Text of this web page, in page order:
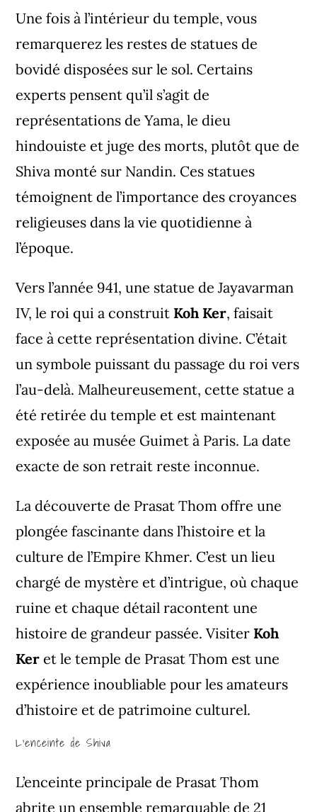
Une fois à l’intérieur du temple, vous
remarquerez les restes de statues de
bovidé disposées sur le sol. Certains
experts pensent qu’il s’agit de
représentations de Yama, le dieu
hindouiste et juge des morts, plutôt que de
Shiva monté sur Nandin. Ces statues
témoignent de l’importance des croyances
religieuses dans la vie quotidienne à
l’époque.
Vers l’année 941, une statue de Jayavarman
IV, le roi qui a construit Koh Ker, faisait
face à cette représentation divine. C’était
un symbole puissant du passage du roi vers
l’au-delà. Malheureusement, cette statue a
été retirée du temple et est maintenant
exposée au musée Guimet à Paris. La date
exacte de son retrait reste inconnue.
La découverte de Prasat Thom offre une
plongée fascinante dans l’histoire et la
culture de l’Empire Khmer. C’est un lieu
chargé de mystère et d’intrigue, où chaque
ruine et chaque détail racontent une
histoire de grandeur passée. Visiter Koh
Ker et le temple de Prasat Thom est une
expérience inoubliable pour les amateurs
d’histoire et de patrimoine culturel.
L’enceinte de Shiva
L’enceinte principale de Prasat Thom
abrite un ensemble remarquable de 21